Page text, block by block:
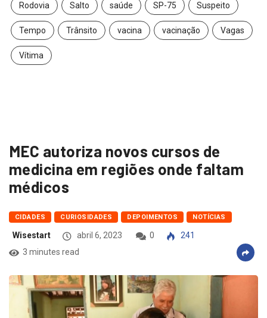
Rodovia Salto saúde SP-75 Suspeito
Tempo Trânsito vacina vacinação Vagas
Vítima
MEC autoriza novos cursos de
medicina em regiões onde faltam
médicos
CIDADES CURIOSIDADES DEPOIMENTOS NOTÍCIAS
Wisestart abril 6, 2023 0
241
3 minutes read